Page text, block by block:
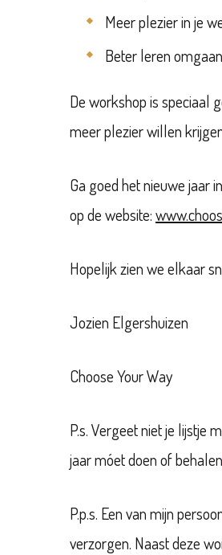
Meer plezier in je
Beter leren
De workshop is speciaal
meer plezier willen
Ga goed het nieuwe jaar
op de website:
Hopelijk zien we elkaar
Jozien Elgershuizen
Choose Your Way
P.s. Vergeet niet je lijstje
jaar móet doen of
P.p.s. Een van mijn
verzorgen. Naast deze